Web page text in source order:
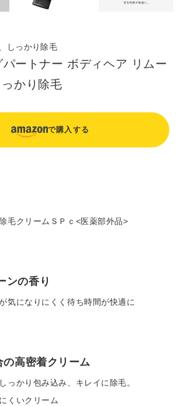
しっかり除毛
パートナー ボディヘア リムー
かり除毛
で購入する
毛クリームＳＰｃ<医薬部外品>
ンの香り
気になりにくく待ち時間が快適に
の高密着クリーム
っかり包み込み、キレイに除毛。
くいクリーム